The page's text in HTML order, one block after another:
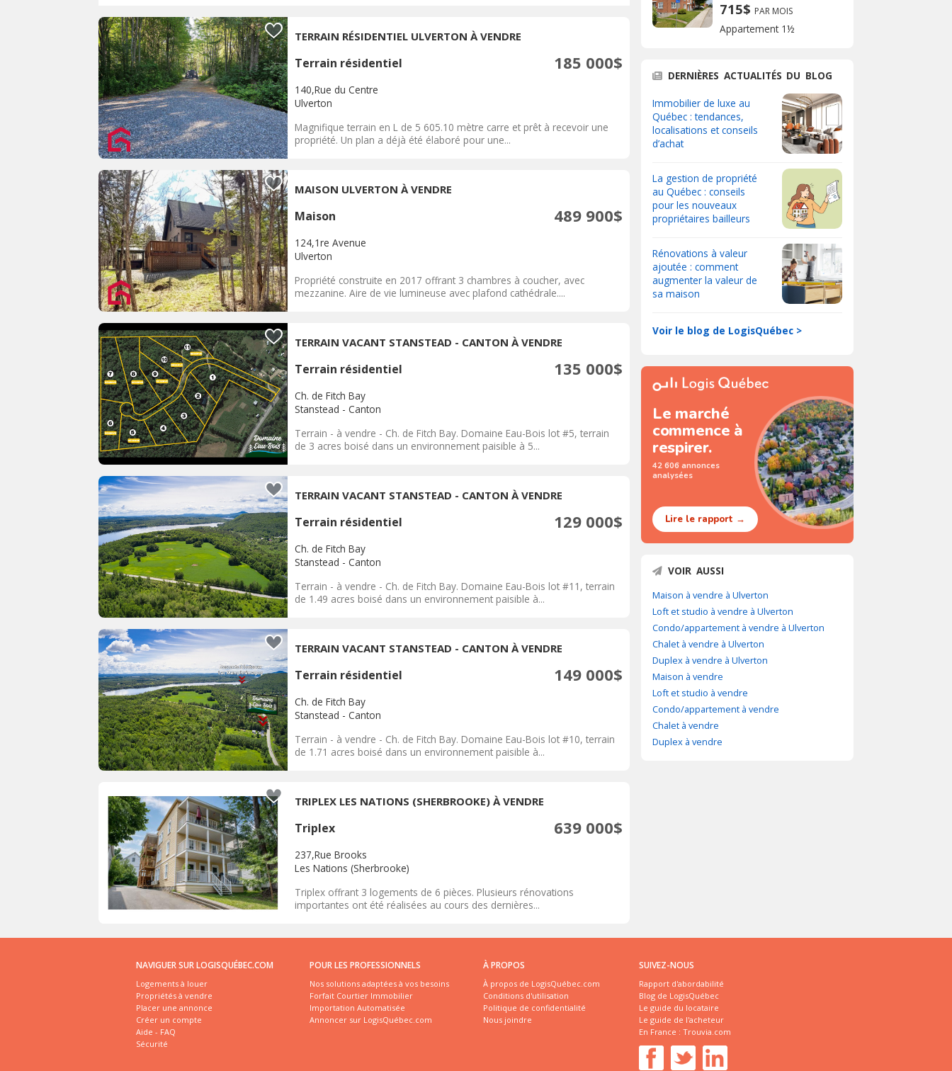
TERRAIN RÉSIDENTIEL ULVERTON À VENDRE
Terrain résidentiel 185 000$
140,Rue du Centre
Ulverton
Magnifique terrain en L de 5 605.10 mètre carre et prêt à recevoir une
propriété. Un plan a déjà été élaboré pour une...
MAISON ULVERTON À VENDRE
Maison 489 900$
124,1re Avenue
Ulverton
Propriété construite en 2017 offrant 3 chambres à coucher, avec
mezzanine. Aire de vie lumineuse avec plafond cathédrale....
TERRAIN VACANT STANSTEAD - CANTON À VENDRE
Terrain résidentiel 135 000$
Ch. de Fitch Bay
Stanstead - Canton
Terrain - à vendre - Ch. de Fitch Bay. Domaine Eau-Bois lot #5, terrain
de 3 acres boisé dans un environnement paisible à 5...
TERRAIN VACANT STANSTEAD - CANTON À VENDRE
Terrain résidentiel 129 000$
Ch. de Fitch Bay
Stanstead - Canton
Terrain - à vendre - Ch. de Fitch Bay. Domaine Eau-Bois lot #11, terrain
de 1.49 acres boisé dans un environnement paisible à...
TERRAIN VACANT STANSTEAD - CANTON À VENDRE
Terrain résidentiel 149 000$
Ch. de Fitch Bay
Stanstead - Canton
Terrain - à vendre - Ch. de Fitch Bay. Domaine Eau-Bois lot #10, terrain
de 1.71 acres boisé dans un environnement paisible à...
TRIPLEX LES NATIONS (SHERBROOKE) À VENDRE
Triplex 639 000$
237,Rue Brooks
Les Nations (Sherbrooke)
Triplex offrant 3 logements de 6 pièces. Plusieurs rénovations
importantes ont été réalisées au cours des dernières...
715$ PAR MOIS
Appartement 1½
DERNIÈRES ACTUALITÉS DU BLOG
Immobilier de luxe au
Québec : tendances,
localisations et conseils
d’achat
La gestion de propriété
au Québec : conseils
pour les nouveaux
propriétaires bailleurs
Rénovations à valeur
ajoutée : comment
augmenter la valeur de
sa maison
Voir le blog de LogisQuébec >
Le marché
commence à
respirer.
42 606 annonces
analysées
Lire le rapport →
VOIR AUSSI
Maison à vendre à Ulverton
Loft et studio à vendre à Ulverton
Condo/appartement à vendre à Ulverton
Chalet à vendre à Ulverton
Duplex à vendre à Ulverton
Maison à vendre
Loft et studio à vendre
Condo/appartement à vendre
Chalet à vendre
Duplex à vendre
NAVIGUER SUR LOGISQUÉBEC.COM
Logements à louer
Propriétés à vendre
Placer une annonce
Créer un compte
Aide - FAQ
Sécurité
POUR LES PROFESSIONNELS
Nos solutions adaptées à vos besoins
Forfait Courtier Immobilier
Importation Automatisée
Annoncer sur LogisQuébec.com
À PROPOS
À propos de LogisQuébec.com
Conditions d'utilisation
Politique de confidentialité
Nous joindre
SUIVEZ-NOUS
Rapport d'abordabilité
Blog de LogisQuébec
Le guide du locataire
Le guide de l'acheteur
En France : Trouvia.com